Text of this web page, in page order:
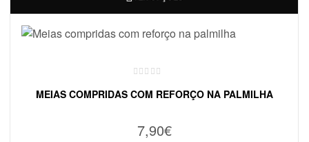
MEIAS COMPRIDAS COM REFORÇO NA PALMILHA
7,90€